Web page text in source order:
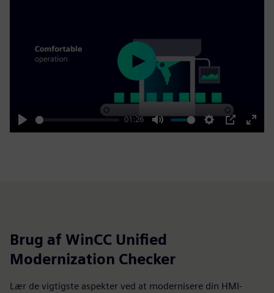
Play
01:26
Mute Settings
PIP
Enter
Play
Brug af WinCC Unified
Modernization Checker
Lær de vigtigste aspekter ved at modernisere din HMI-